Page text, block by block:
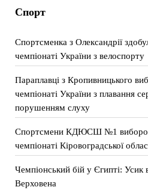
Спорт
Спортсменка з Олександрії
чемпіонаті України з велоспорту
Параплавці з Кропивницького
чемпіонаті України з плавання
порушенням слуху
Спортсмени КДЮСШ №1
чемпіонаті Кіровоградської
Чемпіонський бій у Єгипті: Усик
Верховена